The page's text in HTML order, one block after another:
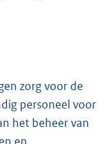
zorg voor de
personeel voor
het beheer van